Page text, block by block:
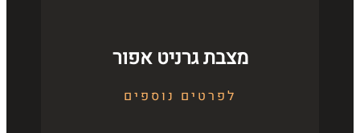
מצבת גרניט אפור
לפרטים נוספים